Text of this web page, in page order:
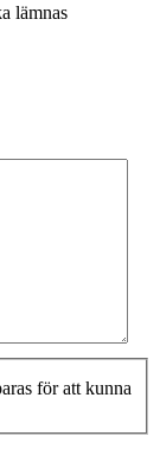
lämnas
för att kunna